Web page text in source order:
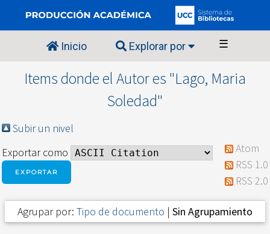
Inicio Explorar por ☰
Items donde el Autor es "Lago, Maria
Soledad"
Subir un nivel
Exportar como
Atom
RSS 1.0
RSS 2.0
Agrupar por: Tipo de documento | Sin Agrupamiento